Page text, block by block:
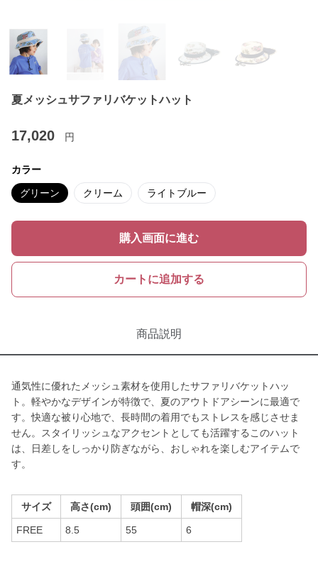
夏メッシュサファリバケットハット
17,020 円
カラー
グリーン クリーム ライトブルー
購入画面に進む
カートに追加する
商品説明
通気性に優れたメッシュ素材を使用したサファリバケットハッ
ト。軽やかなデザインが特徴で、夏のアウトドアシーンに最適で
す。快適な被り心地で、長時間の着用でもストレスを感じさせま
せん。スタイリッシュなアクセントとしても活躍するこのハット
は、日差しをしっかり防ぎながら、おしゃれを楽しむアイテムで
す。
サイズ 高さ(cm) 頭囲(cm) 帽深(cm)
FREE 8.5 55 6